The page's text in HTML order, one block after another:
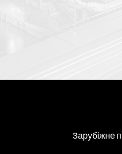
Зарубіжне